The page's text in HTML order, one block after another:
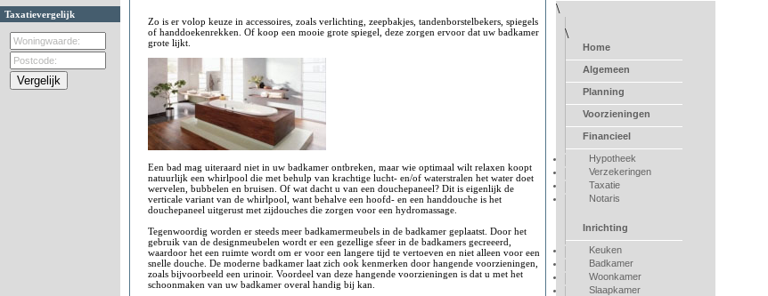
Taxatievergelijk
Zo is er volop keuze in accessoires, zoals verlichting, zeepbakjes, tandenborstelbekers, spiegels
of handdoekenrekken. Of koop een mooie grote spiegel, deze zorgen ervoor dat uw badkamer
grote lijkt.
Een bad mag uiteraard niet in uw badkamer ontbreken, maar wie optimaal wilt relaxen koopt
natuurlijk een whirlpool die met behulp van krachtige lucht- en/of waterstralen het water doet
wervelen, bubbelen en bruisen. Of wat dacht u van een douchepaneel? Dit is eigenlijk de
verticale variant van de whirlpool, want behalve een hoofd- en een handdouche is het
douchepaneel uitgerust met zijdouches die zorgen voor een hydromassage.
Tegenwoordig worden er steeds meer badkamermeubels in de badkamer geplaatst. Door het
gebruik van de designmeubelen wordt er een gezellige sfeer in de badkamers gecreeerd,
waardoor het een ruimte wordt om er voor een langere tijd te vertoeven en niet alleen voor een
snelle douche. De moderne badkamer laat zich ook kenmerken door hangende voorzieningen,
zoals bijvoorbeeld een urinoir. Voordeel van deze hangende voorzieningen is dat u met het
schoonmaken van uw badkamer overal handig bij kan.
\
\
Home
Algemeen
Planning
Voorzieningen
Financieel
Hypotheek
Verzekeringen
Taxatie
Notaris
Inrichting
Keuken
Badkamer
Woonkamer
Slaapkamer